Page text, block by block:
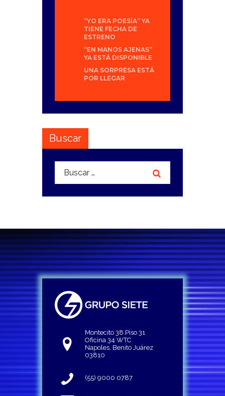
“YO ERA POESÍA” YA
TIENE FECHA DE
ESTRENO
“EN MANOS AJENAS”
YA ESTÁ DISPONIBLE
UNA SORPRESA ESTÁ
POR LLEGAR
Buscar
Buscar:
Montecito 38 Piso 31
Oficina 34 WTC
Napoles, Benito Juárez
03810
(55) 9000 0787